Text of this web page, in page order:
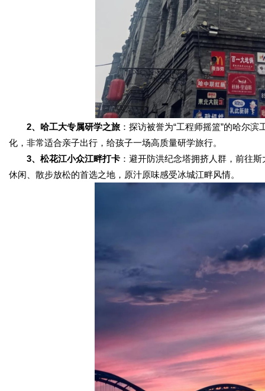
2、哈工大专属研学之旅 ：探访被誉为“工程师摇篮”的哈尔
化，非常适合亲子出行，给孩子一场高质量研学旅行。
3、松花江小众江畔打卡 ：避开防洪纪念塔拥挤人群，前往
休闲、散步放松的首选之地，原汁原味感受冰城江畔风情。